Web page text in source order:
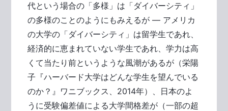
代という場合の「多様」は「ダイバーシティ」
の多様のことのようにもみえるが ― アメリカ
の大学の「ダイバーシティ」は留学生であれ、
経済的に恵まれていない学生であれ、学力は高
くて当たり前というような風潮があるが（栄陽
子『ハーバード大学はどんな学生を望んでいる
のか？』ワニブックス、2014年）、日本のよ
うに受験偏差値による大学間格差が（一部の超